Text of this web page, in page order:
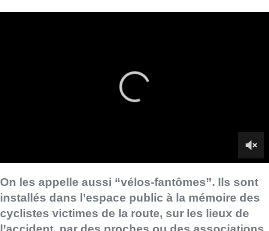
Mais certains sont retirés de la voirie.
Cambre/Etoile en 2022, qui entretient le vélo en hommage à
son amie, est interpellé par un individu qui dit travailler pour la
commune et le prévient que le vélo va être enlevé. Aucune
vélos-fantômes ont bel et bien été retiré, certains responsables
communaux estimant que ces témoignages à la mémoire des
victimes n’ont pas vocation à rester dans l’espace public.